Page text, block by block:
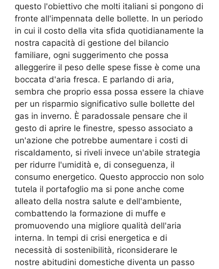
questo l'obiettivo che molti italiani si pongono di
fronte all'impennata delle bollette. In un periodo
in cui il costo della vita sfida quotidianamente la
nostra capacità di gestione del bilancio
familiare, ogni suggerimento che possa
alleggerire il peso delle spese fisse è come una
boccata d'aria fresca. E parlando di aria,
sembra che proprio essa possa essere la chiave
per un risparmio significativo sulle bollette del
gas in inverno. È paradossale pensare che il
gesto di aprire le finestre, spesso associato a
un'azione che potrebbe aumentare i costi di
riscaldamento, si riveli invece un'abile strategia
per ridurre l'umidità e, di conseguenza, il
consumo energetico. Questo approccio non solo
tutela il portafoglio ma si pone anche come
alleato della nostra salute e dell'ambiente,
combattendo la formazione di muffe e
promuovendo una migliore qualità dell'aria
interna. In tempi di crisi energetica e di
necessità di sostenibilità, riconsiderare le
nostre abitudini domestiche diventa un passo